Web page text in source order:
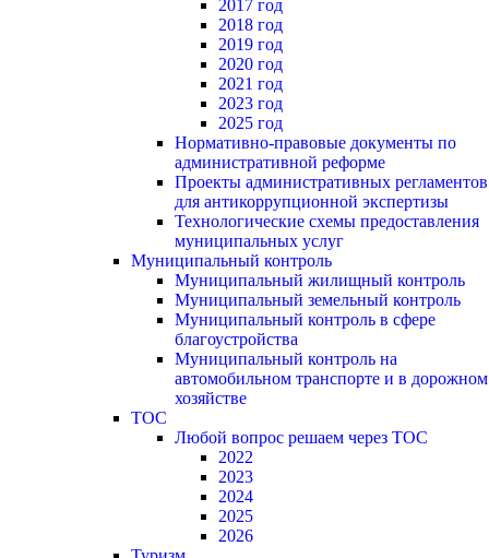
2017 год
2018 год
2019 год
2020 год
2021 год
2023 год
2025 год
Нормативно-правовые документы по
административной реформе
Проекты административных регламентов
для антикоррупционной экспертизы
Технологические схемы предоставления
муниципальных услуг
Муниципальный контроль
Муниципальный жилищный контроль
Муниципальный земельный контроль
Муниципальный контроль в сфере
благоустройства
Муниципальный контроль на
автомобильном транспорте и в дорожном
хозяйстве
ТОС
Любой вопрос решаем через ТОС
2022
2023
2024
2025
2026